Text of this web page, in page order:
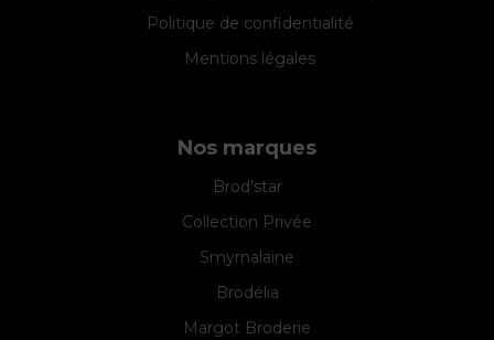
Politique de confidentialité
Mentions légales
Nos marques
Brod'star
Collection Privée
Smyrnalaine
Brodélia
Margot Broderie